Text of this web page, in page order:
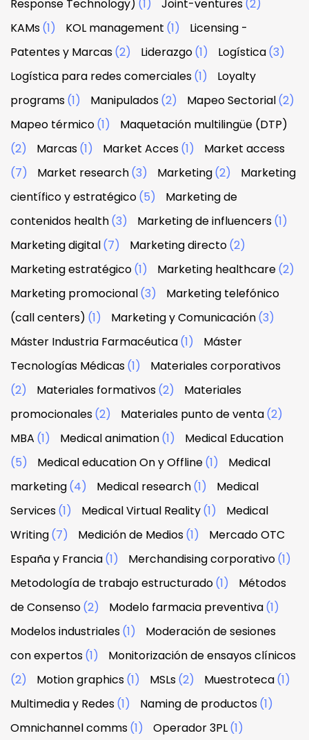
Response Technology) (1) Joint-ventures(2)
KAMs(1) KOL management (1)
Licensing -
Patentes y Marcas(2) Liderazgo(1) Logística(3)
Logística para redes comerciales(1)
Loyalty
programs(1) Manipulados(2) Mapeo Sectorial(2)
Mapeo térmico(1)
Maquetación multilingüe (DTP)
(2)
Marcas(1) Market Acces(1)
Market access
(7)
Market research(3) Marketing(2)
Marketing
científico y estratégico(5)
Marketing de
contenidos health(3) Marketing de influencers(1)
Marketing digital(7) Marketing directo(2)
Marketing estratégico(1) Marketing healthcare(2)
Marketing promocional(3)
Marketing telefónico
(call centers) (1) Marketing y Comunicación(3)
Máster Industria Farmacéutica(1)
Máster
Tecnologías Médicas(1)
Materiales corporativos
(2)
Materiales formativos(2)
Materiales
promocionales(2) Materiales punto de venta(2)
MBA (1) Medical animation(1)
Medical Education
(5)
Medical education On y Offline(1)
Medical
marketing(4) Medical research(1)
Medical
Services(1) Medical Virtual Reality(1)
Medical
Writing(7) Medición de Medios(1)
Mercado OTC
España y Francia(1) Merchandising corporativo(1)
Metodología de trabajo estructurado(1)
Métodos
de Consenso(2) Modelo farmacia preventiva(1)
Modelos industriales(1)
Moderación de sesiones
con expertos(1)
Monitorización de ensayos clínicos
(2)
Motion graphics(1) MSLs(2) Muestroteca(1)
Multimedia y Redes(1) Naming de productos(1)
Omnichannel comms(1) Operador 3PL(1)